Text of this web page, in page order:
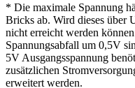
* Die maximale Spannung
Bricks ab. Wird dieses über
nicht erreicht werden
Spannungsabfall um 0,5V
5V Ausgangsspannung
zusätzlichen
erweitert werden.